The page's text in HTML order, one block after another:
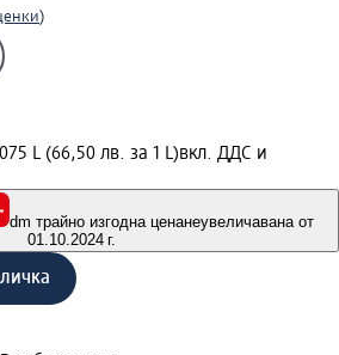
)
L (66,50 лв. за 1 L)вкл. ДДС и
dm трайно изгодна ценанеувеличавана от
01.10.2024 г.